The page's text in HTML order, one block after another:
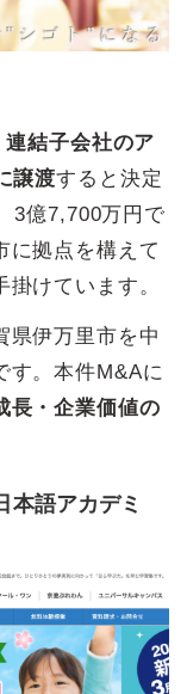
連結子会社のア
譲渡すると決定
3億7,700万円で
に拠点を構えて
けています。
県伊万里市を中
す。本件M&Aに
長・企業価値の
語アカデミ